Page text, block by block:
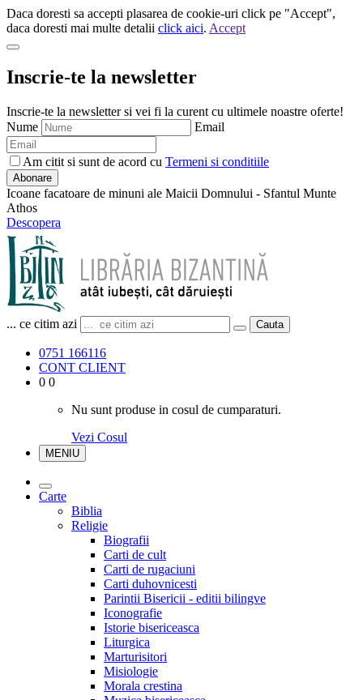
Daca doresti sa accepti plasarea de cookie-uri click pe "Accept",
daca doresti mai multe detalii click aici. Accept
Inscrie-te la newsletter
Inscrie-te la newsletter si vei fi la curent cu ultimele noastre oferte!
Nume
Email
Am citit si sunt de acord cu Termeni si conditiile
Abonare
Icoane facatoare de minuni ale Maicii Domnului - Sfantul Munte
Athos
Descopera
... ce citim azi Cauta
0751 166116
CONT CLIENT
0 0
Nu sunt produse in cosul de cumparaturi.
Vezi Cosul
MENIU
Carte
Biblia
Religie
Biografii
Carti de cult
Carti de rugaciuni
Carti duhovnicesti
Parintii Bisericii - editii bilingve
Iconografie
Istorie bisericeasca
Liturgica
Marturisitori
Misiologie
Morala crestina